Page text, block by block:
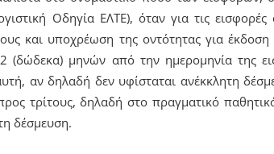
Οδηγία ΕΛΤΕ), όταν για τις εισφορές
και υποχρέωση της οντότητας για
(δώδεκα) μηνών από την ημερομηνία της
αν δηλαδή δεν υφίσταται ανέκκλητη
τρίτους, δηλαδή στο πραγματικό
δέσμευση.